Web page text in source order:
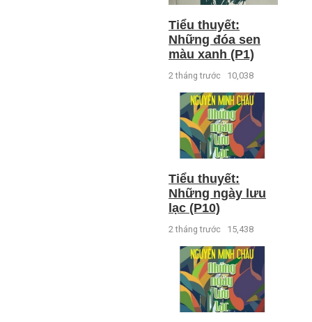
Tiểu thuyết:
Những đóa sen
màu xanh (P1)
2 tháng trước 10,038
Tiểu thuyết:
Những ngày lưu
lạc (P10)
2 tháng trước 15,438